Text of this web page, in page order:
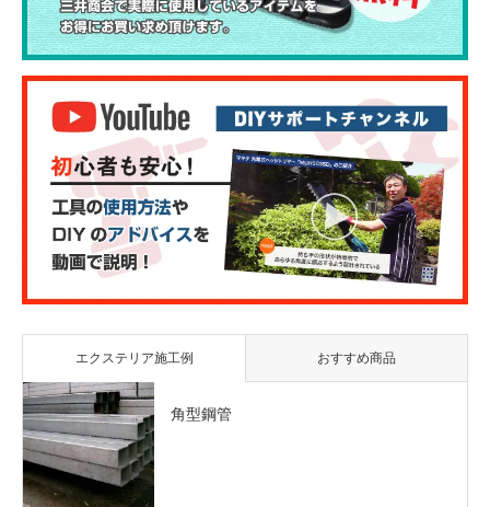
エクステリア施工例 おすすめ商品
角型鋼管